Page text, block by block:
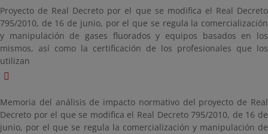
Proyecto de Real Decreto por el que se modifica el Real Decreto
795/2010, de 16 de junio, por el que se regula la comercialización
y manipulación de gases fluorados y equipos basados en los
mismos, así como la certificación de los profesionales que los
utilizan
Memoria del análisis de impacto normativo del proyecto de Real
Decreto por el que se modifica el Real Decreto 795/2010, de 16 de
junio, por el que se regula la comercialización y manipulación de